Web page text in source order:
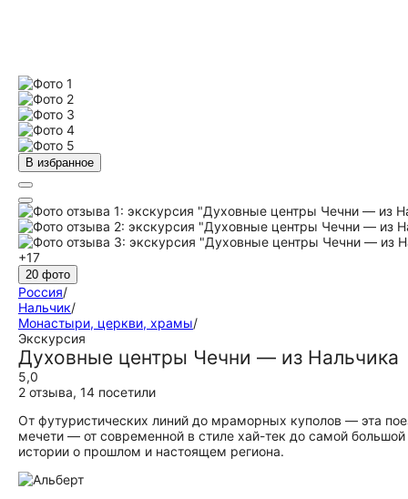
В избранное
+17
20 фото
Россия/
Нальчик/
Монастыри, церкви, храмы/
Экскурсия
Духовные центры Чечни — из Нальчика
5,0
2 отзыва, 14 посетили
От футуристических линий до мраморных куполов — эта
мечети — от современной в стиле хай-тек до самой
истории о прошлом и настоящем региона.